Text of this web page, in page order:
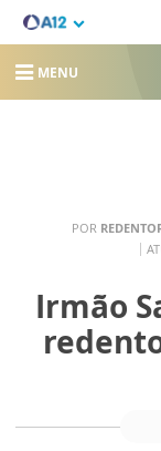
MENU
POR
Irmão